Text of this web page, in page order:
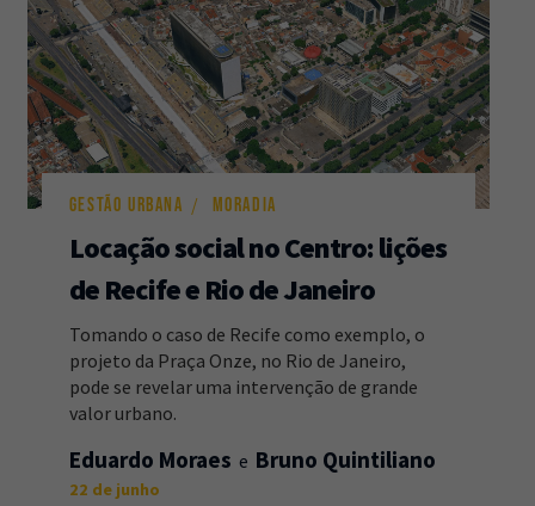
GESTÃO URBANA MORADIA
Locação social no Centro: lições
de Recife e Rio de Janeiro
Tomando o caso de Recife como exemplo, o
projeto da Praça Onze, no Rio de Janeiro,
pode se revelar uma intervenção de grande
valor urbano.
Eduardo Moraes Bruno Quintiliano
22 de junho